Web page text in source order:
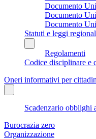
Documento
Documento
Documento
Statuti e leggi
Regolamenti
Codice disciplinare e
Oneri informativi per
Scadenzario obblighi
Burocrazia zero
Organizzazione